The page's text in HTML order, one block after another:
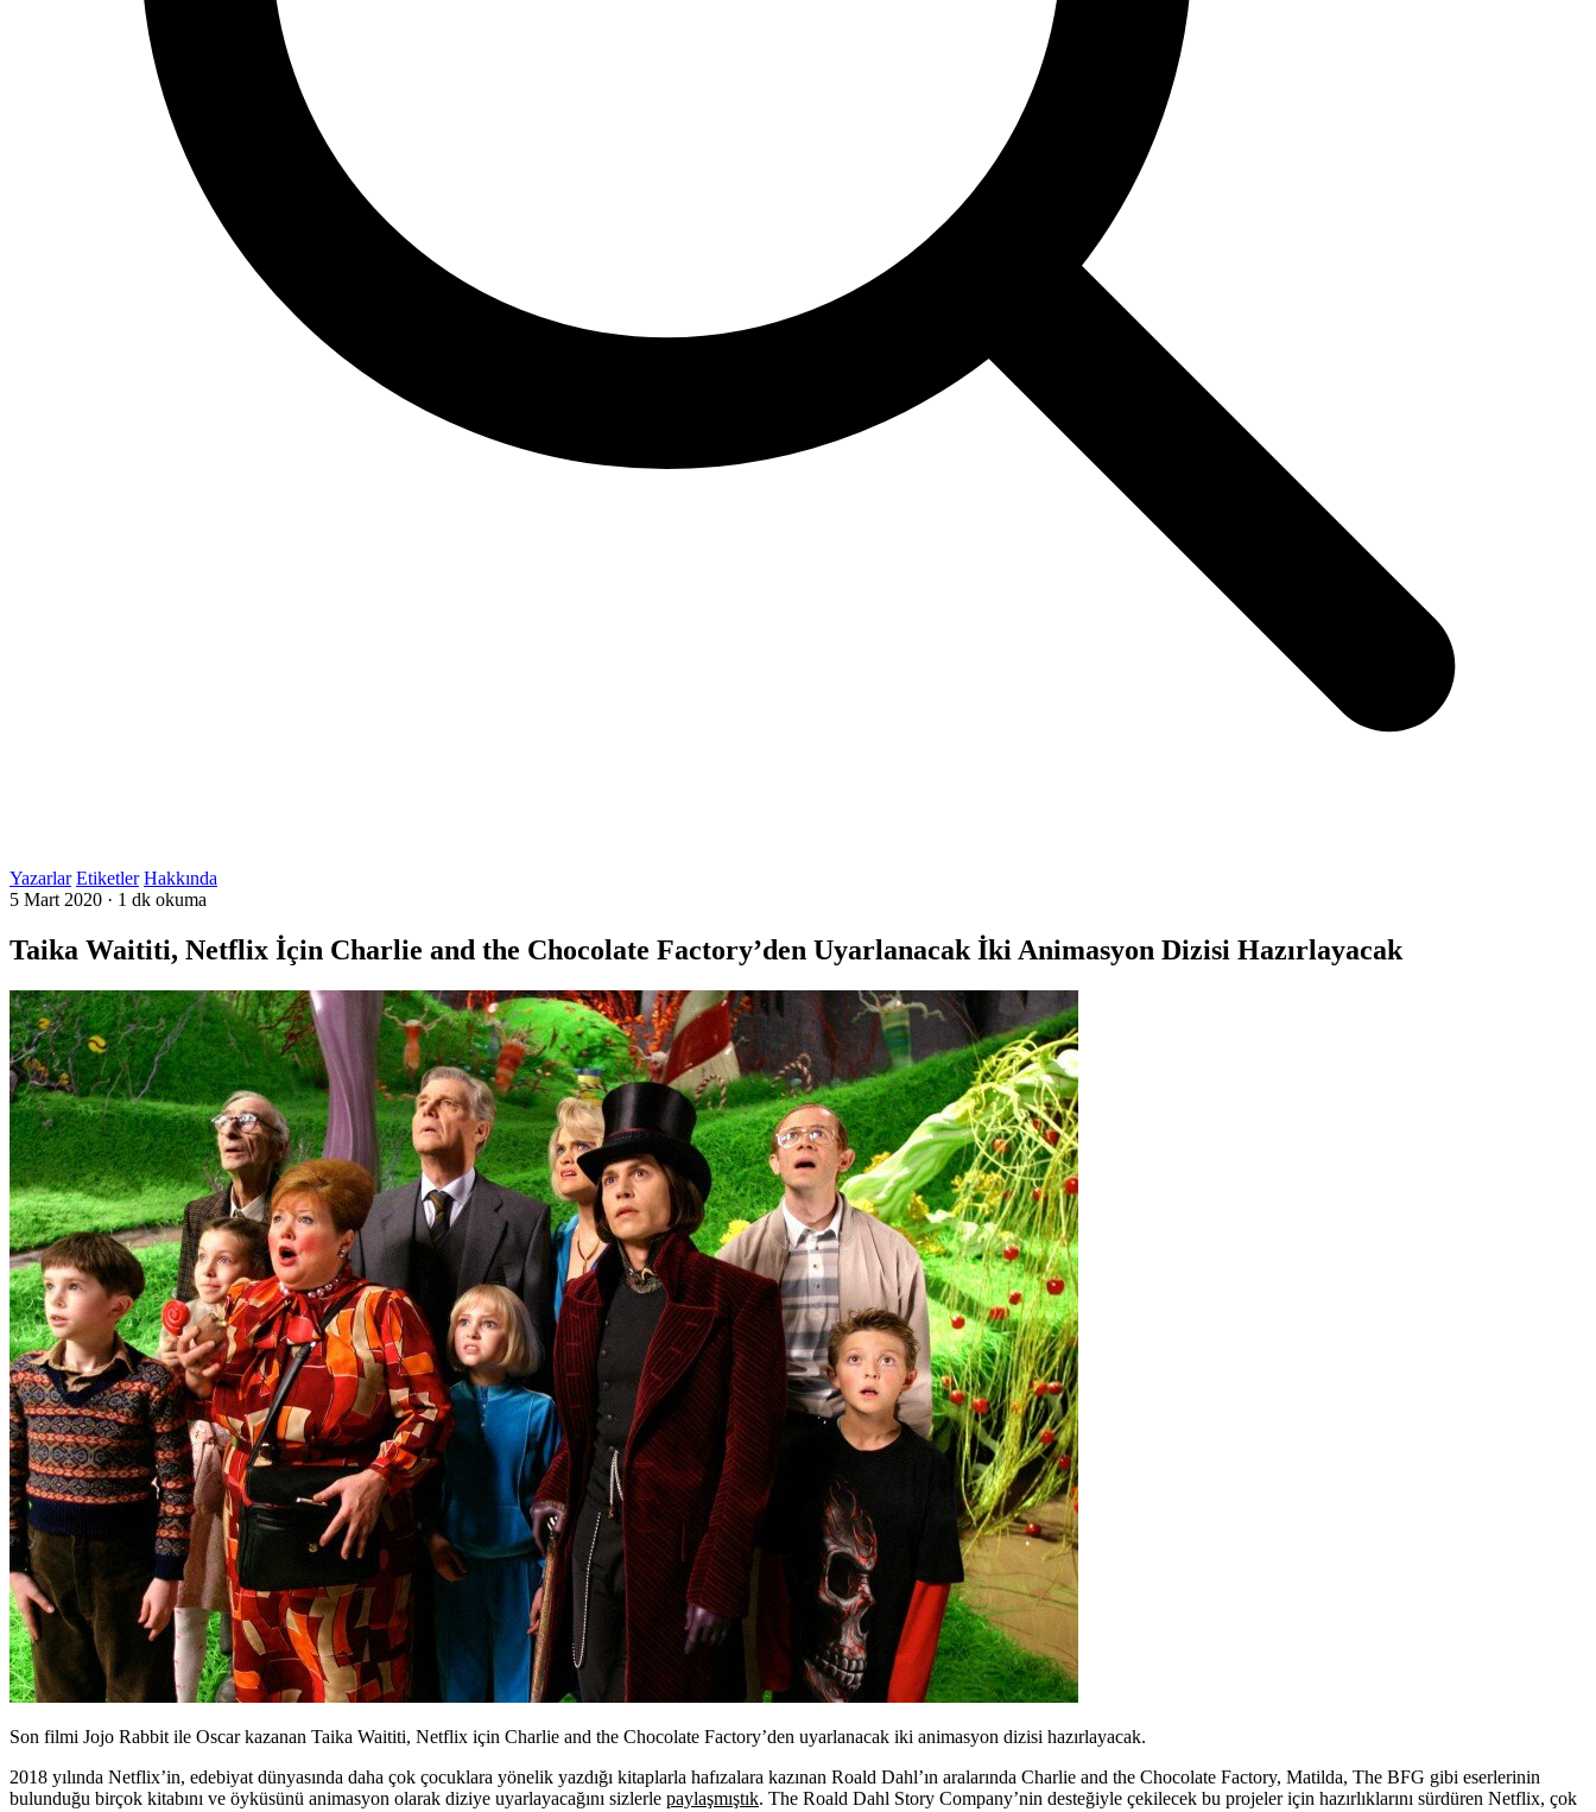
Yazarlar Etiketler Hakkında
5 Mart 2020 · 1 dk okuma
Taika Waititi, Netflix İçin Charlie and the Chocolate Factory’den Uyarlanacak İki Animasyon Dizisi Hazırlayacak
Son filmi Jojo Rabbit ile Oscar kazanan Taika Waititi, Netflix için Charlie and the Chocolate Factory’den uyarlanacak iki animasyon dizisi hazırlayacak.
2018 yılında Netflix’in, edebiyat dünyasında daha çok çocuklara yönelik yazdığı kitaplarla hafızalara kazınan Roald Dahl’ın aralarında Charlie and the Chocolate Factory, Matilda, The BFG gibi eserlerinin
bulunduğu birçok kitabını ve öyküsünü animasyon olarak diziye uyarlayacağını sizlerle paylaşmıştık. The Roald Dahl Story Company’nin desteğiyle çekilecek bu projeler için hazırlıklarını sürdüren Netflix, çok